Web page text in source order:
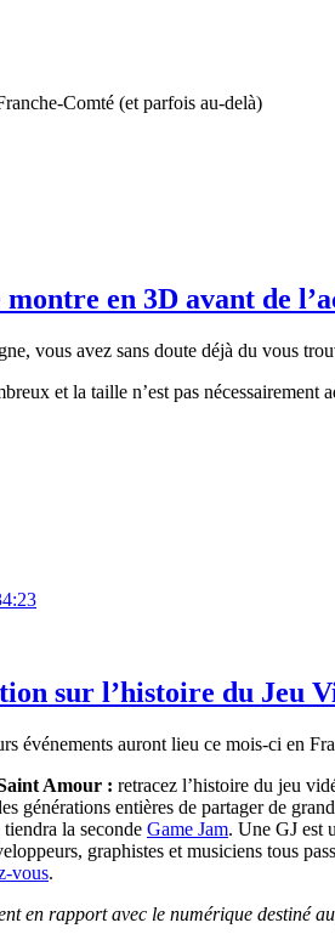
Comté (et parfois au-delà)
en 3D avant de
vous avez sans doute déjà du vous
et la taille n’est pas
sur l’histoire du Jeu
événements auront lieu ce mois-ci en
Amour : retracez l’histoire du jeu
générations entières de partager de
tiendra la seconde Game Jam. Une GJ est
graphistes et musiciens tous
vous.
en rapport avec le numérique destiné